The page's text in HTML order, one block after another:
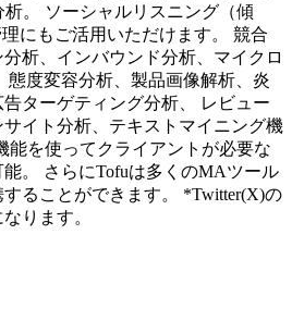
。 ソーシャルリスニング（傾
にもご活用いただけます。 競合
析、インバウンド分析、マイクロ
態度変容分析、製品画像解析、炎
告ターゲティング分析、 レビュー
イト分析、テキストマイニング機
能を使ってクライアントが必要な
。 さらにTofuは多くのMAツール
ることができます。 *Twitter(X)の
ります。